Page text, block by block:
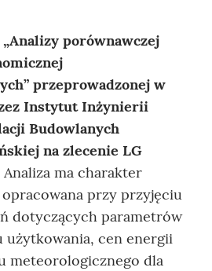
porównawczej
przeprowadzonej w
Instytut Inżynierii
Budowlanych
na zlecenie LG
Analiza ma charakter
opracowana przy przyjęciu
dotyczących parametrów
użytkowania, cen energii
meteorologicznego dla